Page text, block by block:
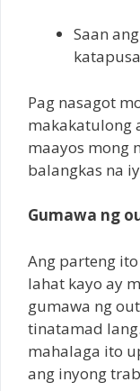
Saan
Pag nasagot
makakatulong
maayos mong
balangkas na
Gumawa ng
Ang parteng
lahat kayo ay
gumawa ng
tinatamad
mahalaga ito
ang inyong